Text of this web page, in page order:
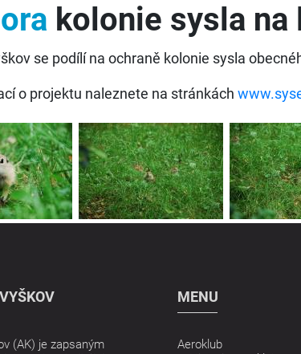
kolonie sysla
se podílí na ochraně kolonie sysla
o projektu naleznete na stránkách
(AK) je zapsaným
MENU
Aeroklub